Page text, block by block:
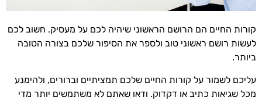
קורות החיים הם הרושם הראשוני שיהיה לכם על מעסיק. חשוב לכם
לעשות רושם ראשוני טוב ולספר את הסיפור שלכם בצורה הטובה
ביותר.
עליכם לשמור על קורות החיים שלכם תמציתיים וברורים, ולהימנע
מכל שגיאות כתיב או דקדוק. ודאו שאתם לא משתמשים יותר מדי